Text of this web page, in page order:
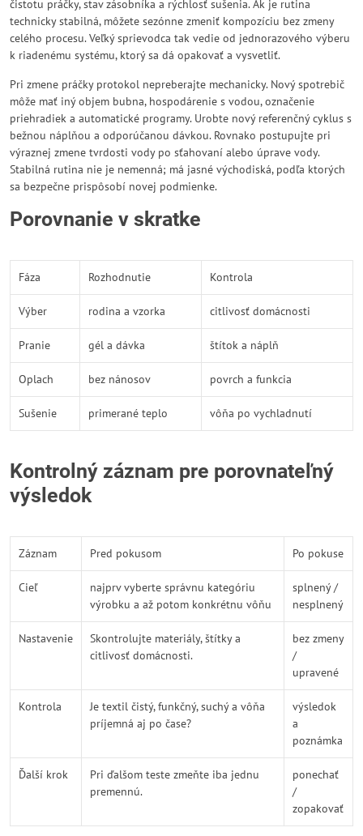
čistotu práčky, stav zásobníka a rýchlosť sušenia. Ak je rutina
technicky stabilná, môžete sezónne zmeniť kompozíciu bez zmeny
celého procesu. Veľký sprievodca tak vedie od jednorazového výberu
k riadenému systému, ktorý sa dá opakovať a vysvetliť.
Pri zmene práčky protokol nepreberajte mechanicky. Nový spotrebič
môže mať iný objem bubna, hospodárenie s vodou, označenie
priehradiek a automatické programy. Urobte nový referenčný cyklus s
bežnou náplňou a odporúčanou dávkou. Rovnako postupujte pri
výraznej zmene tvrdosti vody po sťahovaní alebo úprave vody.
Stabilná rutina nie je nemenná; má jasné východiská, podľa ktorých
sa bezpečne prispôsobí novej podmienke.
Porovnanie v skratke
Fáza Rozhodnutie Kontrola
Výber rodina a vzorka citlivosť domácnosti
Pranie gél a dávka štítok a náplň
Oplach bez nánosov povrch a funkcia
Sušenie primerané teplo vôňa po vychladnutí
Kontrolný záznam pre porovnateľný
výsledok
Záznam Pred pokusom Po pokuse
Cieľ
najprv vyberte správnu kategóriu
výrobku a až potom konkrétnu vôňu
splnený /
nesplnený
Nastavenie
Skontrolujte materiály, štítky a
citlivosť domácnosti.
bez zmeny
/
upravené
Kontrola
Je textil čistý, funkčný, suchý a vôňa
príjemná aj po čase?
výsledok
a
poznámka
Ďalší krok
Pri ďalšom teste zmeňte iba jednu
premennú.
ponechať
/
zopakovať